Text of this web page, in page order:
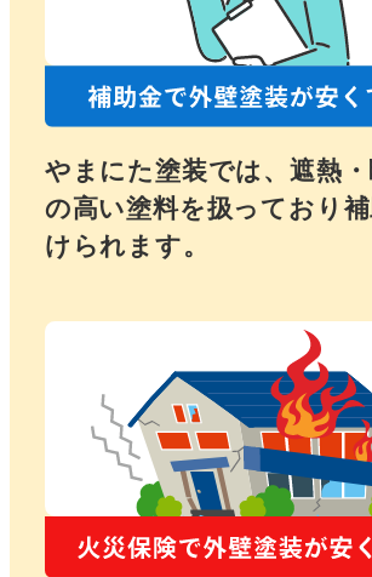
やまにた塗装では、遮熱
の高い塗料を扱っており
けられます。
ら
に
詳
し
く